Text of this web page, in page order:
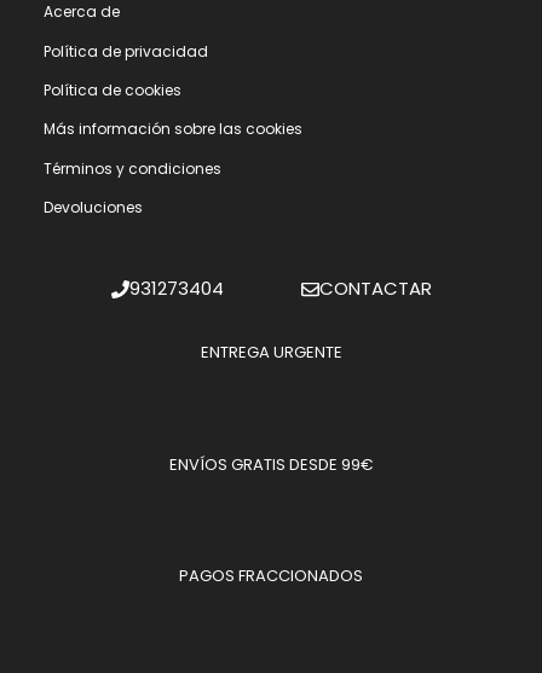
Acerca de
Polí­tica de privacidad
Polí­tica de cookies
Más información sobre las cookies
Términos y condiciones
Devoluciones
931273404 CONTACTAR
ENTREGA URGENTE
ENVÍOS GRATIS DESDE 99€
PAGOS FRACCIONADOS